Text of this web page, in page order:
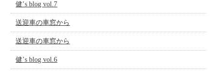
健’s blog vol.7
送迎車の車窓から
送迎車の車窓から
健’s blog vol.6